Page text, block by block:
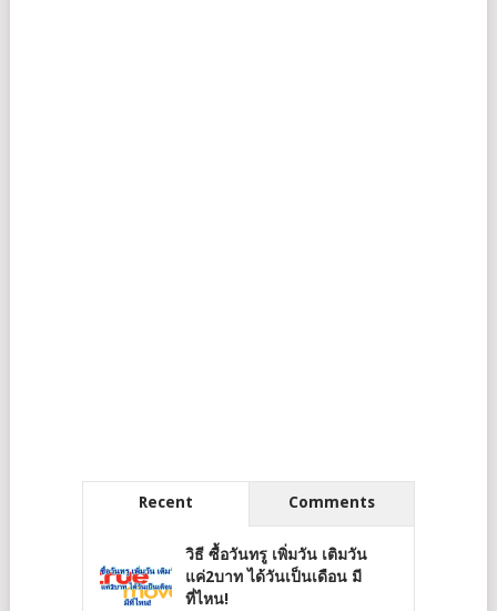
Recent Comments
วิธี ซื้อวันทรู เพิ่มวัน เติมวัน
แค่2บาท ได้วันเป็นเดือน มี
ที่ไหน!